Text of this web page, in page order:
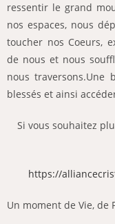
ressentir le grand
nos espaces, nous
toucher nos Coeurs,
de nous et nous
nous traversons.Une
blessés et ainsi
Si vous souhaitez
https://
Un moment de Vie, de